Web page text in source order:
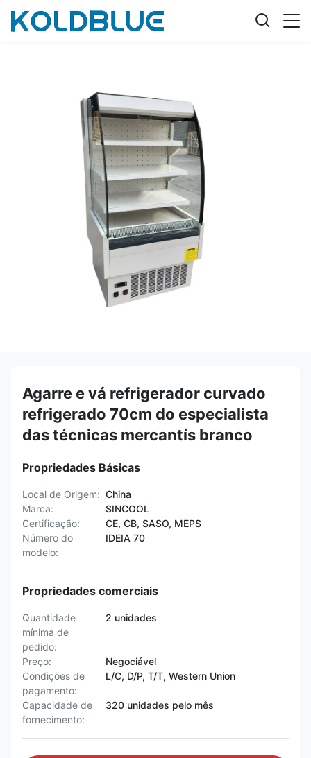
Agarre e vá refrigerador curvado
refrigerado 70cm do especialista
das técnicas mercantís branco
Propriedades Básicas
Local de Origem: China
Marca:
SINCOOL
Certificação:
CE, CB, SASO, MEPS
Número do
modelo:
IDEIA 70
Propriedades comerciais
Quantidade
mínima de
pedido:
2 unidades
Preço:
Negociável
Condições de
pagamento:
L/C, D/P, T/T, Western Union
Capacidade de
fornecimento:
320 unidades pelo mês